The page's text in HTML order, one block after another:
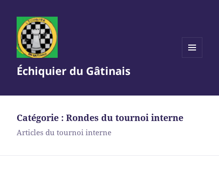
Échiquier du Gâtinais
Catégorie :Rondes du tournoi interne
Articles du tournoi interne